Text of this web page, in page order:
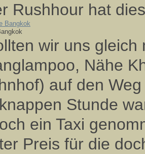
Rushhour hat
wir uns
Nähe
auf den
Stunde
ein Taxi
Preis für die